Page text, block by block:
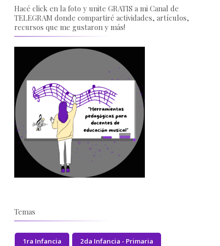
Hacé click en la foto y unite GRATIS a mi Canal de
TELEGRAM donde compartiré actividades, artículos,
recursos que me gustaron y más!
Temas
1ra Infancia 2da Infancia - Primaria